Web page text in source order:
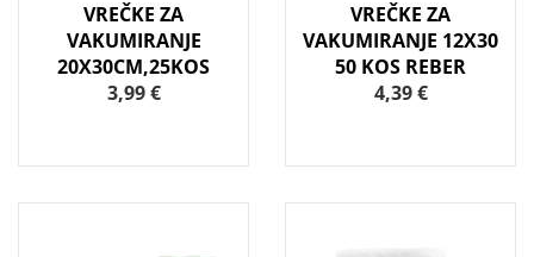
VREČKE ZA
VAKUMIRANJE
20X30CM,25KOS
3,99 €
VREČKE ZA
VAKUMIRANJE 12X30
50 KOS REBER
4,39 €